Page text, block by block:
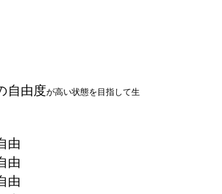
自由度が高い状態を目指して生
由
由
由